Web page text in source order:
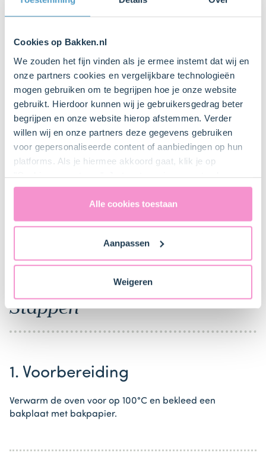
Cookies op Bakken.nl
We zouden het fijn vinden als je ermee instemt dat wij en
onze partners cookies en vergelijkbare technologieën
mogen gebruiken om te begrijpen hoe je onze website
gebruikt. Hierdoor kunnen wij je gebruikersgedrag beter
begrijpen en onze website hierop afstemmen. Verder
willen wij en onze partners deze gegevens gebruiken
voor gepersonaliseerde content of aanbiedingen op hun
platforms. Als je hiermee akkoord gaat, klik je op
uitdrukkelijk een eventuele gegevensoverdracht naar de
Verenigde Staten in de zin van artikel 49 AVG. Raadpleeg
ons
naar technology providers en partners in de Verenigde
Staten. Je kunt op elk moment van gedachten
Alle cookies toestaan
Aanpassen
Weigeren
Bestel dit product online
Spuitzak met stervormig spuitmondje
(optioneel)
2 stroken
Bakpapier
Bakplaat
Bestel gemakkelijk en snel je bakproducten
bij ons zusjeDeLeuksteTaartenshop.
Stappen
1. Voorbereiding
Verwarm de oven voor op 100°C en bekleed een
bakplaat met bakpapier.